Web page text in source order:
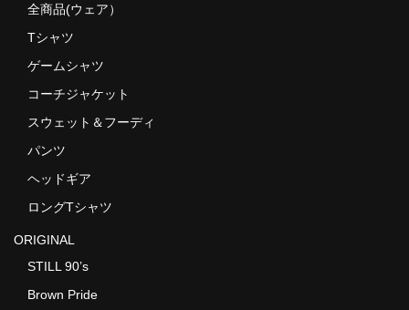
全商品(ウェア）
Tシャツ
ゲームシャツ
コーチジャケット
スウェット＆フーディ
パンツ
ヘッドギア
ロングTシャツ
ORIGINAL
STILL 90’s
Brown Pride